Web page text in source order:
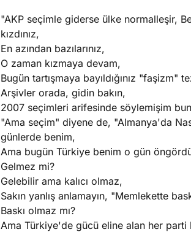
"AKP seçimle giderse ülke normalleşir,
kızdınız,
En azından bazılarınız,
O zaman kızmaya devam,
Bugün tartışmaya bayıldığınız "faşizm"
Arşivler orada, gidin bakın,
2007 seçimleri arifesinde söylemişim
"Ama seçim" diyene de, "Almanya'da
günlerde benim,
Ama bugün Türkiye benim o gün
Gelmez mi?
Gelebilir ama kalıcı olmaz,
Sakın yanlış anlamayın, "Memlekette
Baskı olmaz mı?
Ama Türkiye'de gücü eline alan her parti